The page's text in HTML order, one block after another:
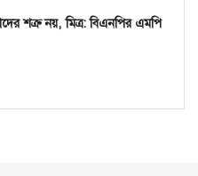
শত্রু নয়, মিত্র: বিএনপির এমপি